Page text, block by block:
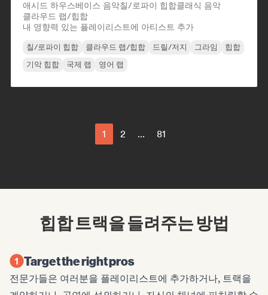
애시드 하우스베이스 음악칠/로파이 힙합클래식 음악
클라우드 랩/힙합
내 영향력 있는 플레이리스트에 아티스트 추가
칠/로파이 힙합 클라우드 랩/힙합 드릴/저지 그라임
힙합
기악 힙합
국제 랩 영어 랩
1 2 ... 81
힙합 트랙을 들려주는 방법
Target the right pros
전문가들은 여러분을 플레이리스트에 추가하거나, 트랙을